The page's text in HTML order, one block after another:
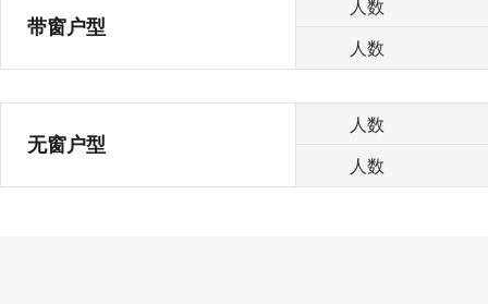
带窗户型
人数
人数
无窗户型
人数
人数